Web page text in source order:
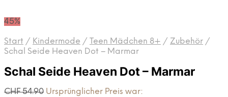
45%
Start / Kindermode / Teen Mädchen 8+ / Zubehör /
Schal Seide Heaven Dot – Marmar
Schal Seide Heaven Dot – Marmar
CHF54.90 Ursprünglicher Preis war: